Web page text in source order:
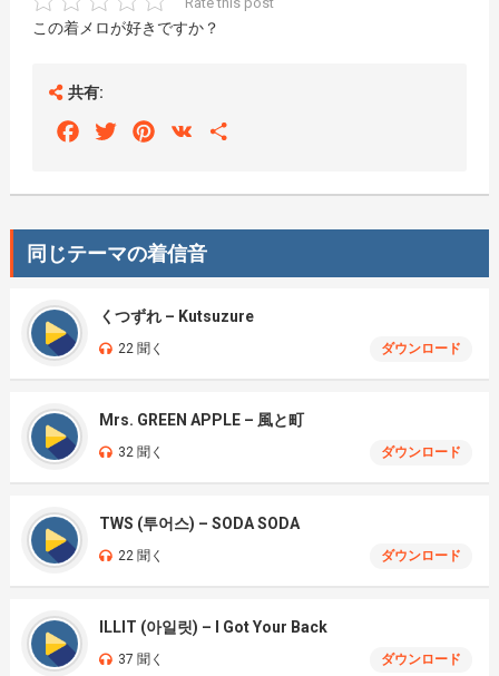
この着メロが好きですか？
共有:
FacebookTwitterPinterest
VK
同じテーマの着信音
くつずれ – Kutsuzure
22 聞く ダウンロード
Mrs. GREEN APPLE – 風と町
32 聞く ダウンロード
TWS (투어스) – SODA SODA
22 聞く ダウンロード
ILLIT (아일릿) – I Got Your Back
37 聞く ダウンロード